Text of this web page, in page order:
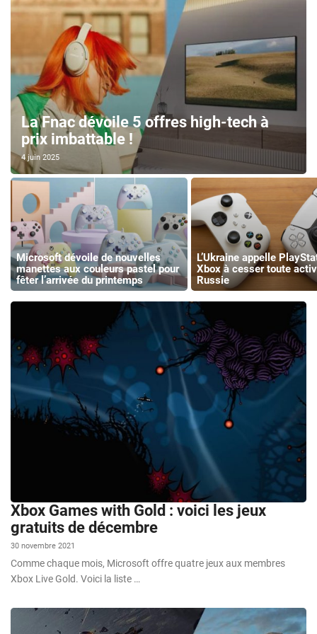
La Fnac dévoile 5 offres high-tech à
prix imbattable !
4 juin 2025
Microsoft dévoile de nouvelles
manettes aux couleurs pastel pour
fêter l’arrivée du printemps
L’Ukraine appelle
Xbox à cesser toute
Russie
Xbox Games with Gold : voici les jeux
gratuits de décembre
30 novembre 2021
Comme chaque mois, Microsoft offre quatre jeux aux membres
Xbox Live Gold. Voici la liste …